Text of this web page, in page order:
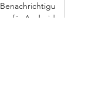
Benachrichtigu
ng für Android